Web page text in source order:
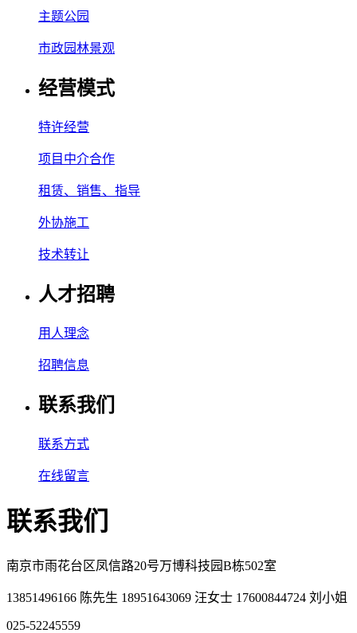
主题公园
市政园林景观
经营模式
特许经营
项目中介合作
租赁、销售、指导
外协施工
技术转让
人才招聘
用人理念
招聘信息
联系我们
联系方式
在线留言
联系我们
南京市雨花台区凤信路20号万博科技园B栋502室
13851496166 陈先生 18951643069 汪女士 17600844724 刘小姐
025-52245559